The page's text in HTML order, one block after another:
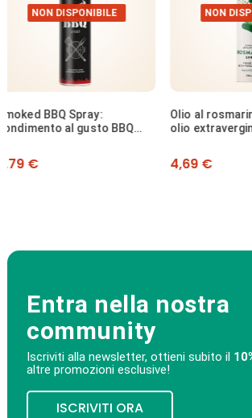
NON DISPONIBILE
Olio al rosmarino spray in
olio extravergine di oliva -
Prezzo
4,69 €
NON
Mix di Olio
Spray - 200
Prezzo
4,69 €
Entra nella nostra
community
Iscriviti alla newsletter, ottieni subito il
altre promozioni esclusive!
ISCRIVITI ORA